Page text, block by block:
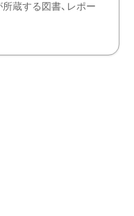
蔵する図書、レポー